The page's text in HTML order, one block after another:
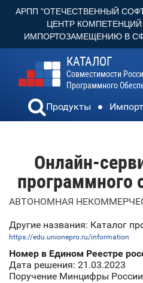
АРПП "ОТЕЧЕСТВЕННЫЙ
ЦЕНТР
ИМПОРТОЗАМЕЩЕНИЮ В
КАТАЛОГ
Совместимости
Программного
Продукты
Онлайн-
программного
АВТОНОМНАЯ
Другие названия: Каталог
https://edu.unionepro.ru/information
Номер в Едином Реестре
Дата решения: 21.03.2023
Поручение Минцифры